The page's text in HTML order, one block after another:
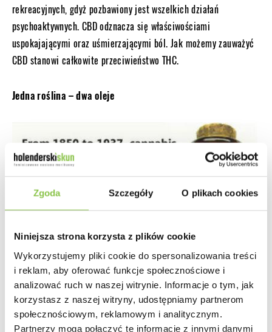
Zgoda Szczegóły O plikach cookies
Niniejsza strona korzysta z plików cookie
Wykorzystujemy pliki cookie do spersonalizowania treści
i reklam, aby oferować funkcje społecznościowe i
analizować ruch w naszej witrynie. Informacje o tym, jak
korzystasz z naszej witryny, udostępniamy partnerom
społecznościowym, reklamowym i analitycznym.
Partnerzy mogą połączyć te informacje z innymi danymi
rekreacyjnych, gdyż pozbawiony jest wszelkich działań
psychoaktywnych. CBD odznacza się właściwościami
uspokajającymi oraz uśmierzającymi ból. Jak możemy zauważyć
CBD stanowi całkowite przeciwieństwo THC.
Jedna roślina – dwa oleje